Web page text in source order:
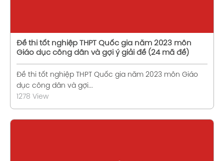
Đề thi tốt nghiệp THPT Quốc gia năm 2023 môn
Giáo dục công dân và gợi ý giải đề (24 mã đề)
Đề thi tốt nghiệp THPT Quốc gia năm 2023 môn Giáo
dục công dân và gợi...
1278 View